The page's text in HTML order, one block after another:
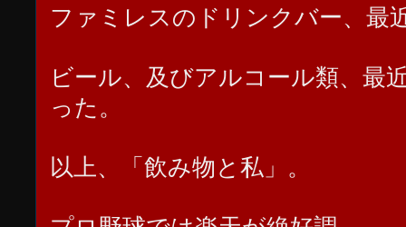
ファミレスのドリンクバー、最
ビール、及びアルコール類、最
った。
以上、「飲み物と私」。